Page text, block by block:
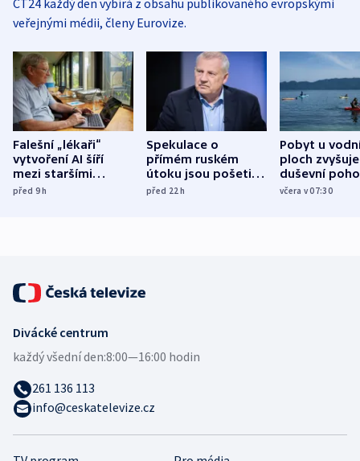
ČT24 každý den vybírá z obsahu publikovaného evropskými
veřejnými médii, členy Eurovize.
Falešní „lékaři“
vytvoření AI šíří
mezi staršími
Poláky nebezpečné
před 9h
Spekulace o
přímém ruském
útoku jsou pošetilé,
míní estonský
před 22h
Pobyt u
ploch zvyšuje
duševní
ukázala
včera v 07:30
Divácké centrum
každý všední den:8:00—16:00 hodin
261 136 113
info@ceskatelevize.cz